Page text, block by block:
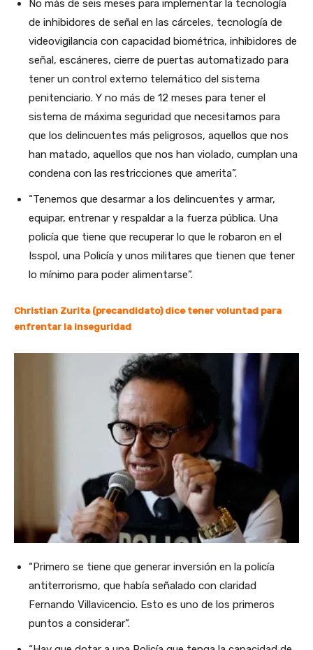
No más de seis meses para implementar la tecnología
de inhibidores de señal en las cárceles, tecnología de
videovigilancia con capacidad biométrica, inhibidores de
señal, escáneres, cierre de puertas automatizado para
tener un control externo telemático del sistema
penitenciario. Y no más de 12 meses para tener el
sistema de máxima seguridad que necesitamos para
que los delincuentes más peligrosos, aquellos que nos
han matado, aquellos que nos han violado, cumplan una
condena con las restricciones que amerita”.
“Tenemos que desarmar a los delincuentes y armar,
equipar, entrenar y respaldar a la fuerza pública. Una
policía que tiene que recuperar lo que le robaron en el
Isspol, una Policía y unos militares que tienen que tener
lo mínimo para poder alimentarse”.
Christian Zurita (precandidato) dice tener voluntad para
enfrentar la inseguridad
“Primero se tiene que generar inversión en la policía
antiterrorismo, que había señalado con claridad
Fernando Villavicencio. Esto es uno de los primeros
puntos a considerar”.